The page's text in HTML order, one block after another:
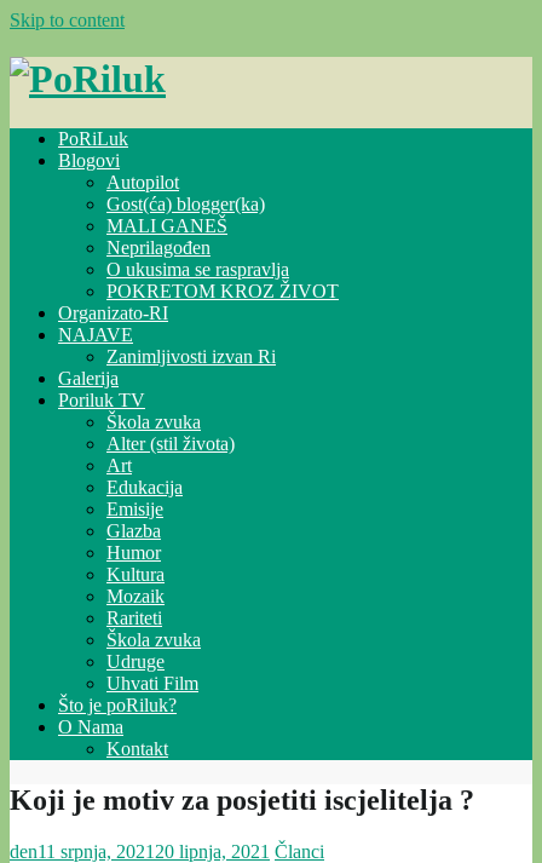
Skip to content
PoRiLuk
Blogovi
Autopilot
Gost(ća) blogger(ka)
MALI GANEŠ
Neprilagođen
O ukusima se raspravlja
POKRETOM KROZ ŽIVOT
Organizato-RI
NAJAVE
Zanimljivosti izvan Ri
Galerija
Poriluk TV
Škola zvuka
Alter (stil života)
Art
Edukacija
Emisije
Glazba
Humor
Kultura
Mozaik
Rariteti
Škola zvuka
Udruge
Uhvati Film
Što je poRiluk?
O Nama
Kontakt
Koji je motiv za posjetiti iscjelitelja ?
den11 srpnja, 2021 20 lipnja, 2021 Članci